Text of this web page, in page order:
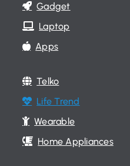
Gadget
Laptop
Apps
Telko
Life Trend
Wearable
Home Appliances